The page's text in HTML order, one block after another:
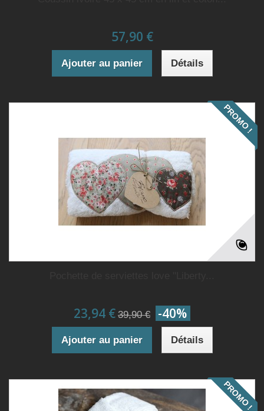
57,90 €
Ajouter au panier Détails
PROMO !
23,94 € 39,90 € -40%
Ajouter au panier Détails
PROMO !